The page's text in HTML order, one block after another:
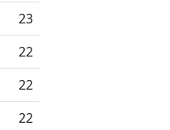
23
22
22
22